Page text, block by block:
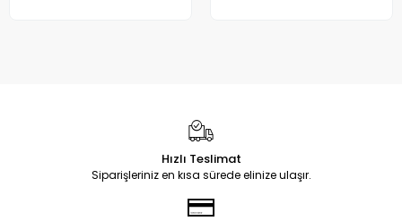
Hızlı Teslimat
Siparişleriniz en kısa sürede elinize ulaşır.